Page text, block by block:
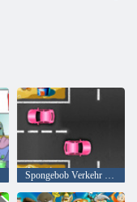
Spongebob Verkehr Chaos